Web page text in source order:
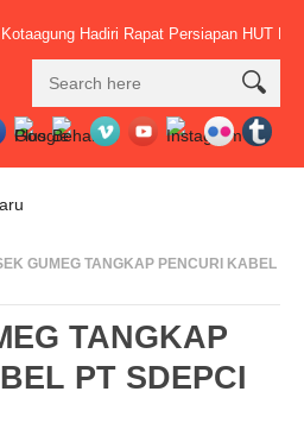
Hadiri Rapat Persiapan HUT
GUMEG TANGKAP PENCURI KABEL
TANGKAP
PT SDEPCI